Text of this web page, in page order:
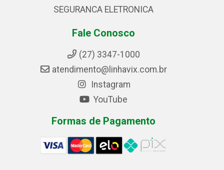
SEGURANCA ELETRONICA
Fale Conosco
(27) 3347-1000
atendimento@linhavix.com.br
Instagram
YouTube
Formas de Pagamento